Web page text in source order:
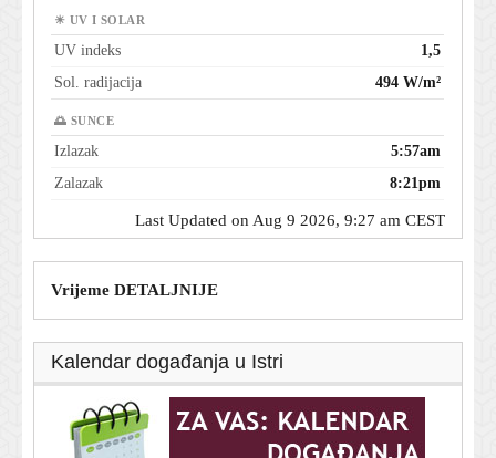
☀ UV I SOLAR
UV indeks
1,5
Sol. radijacija
494 W/m²
🌅 SUNCE
Izlazak
5:57am
Zalazak
8:21pm
Last Updated on Aug 9 2026, 9:27 am CEST
Vrijeme DETALJNIJE
Kalendar događanja u Istri